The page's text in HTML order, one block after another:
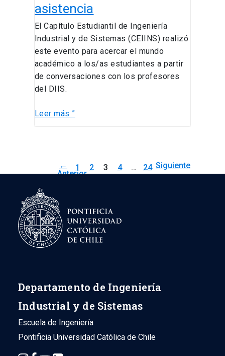
asistencia
El Capítulo Estudiantil de Ingeniería
Industrial y de Sistemas (CEIINS) realizó
este evento para acercar el mundo
académico a los/as estudiantes a partir
de conversaciones con los profesores
del DIIS.
Leer más ”
←
Anterior
1 2 3 4 … 24 Siguiente
→
Departamento de Ingeniería
Industrial y de Sistemas
Escuela de Ingeniería
Pontificia Universidad Católica de Chile